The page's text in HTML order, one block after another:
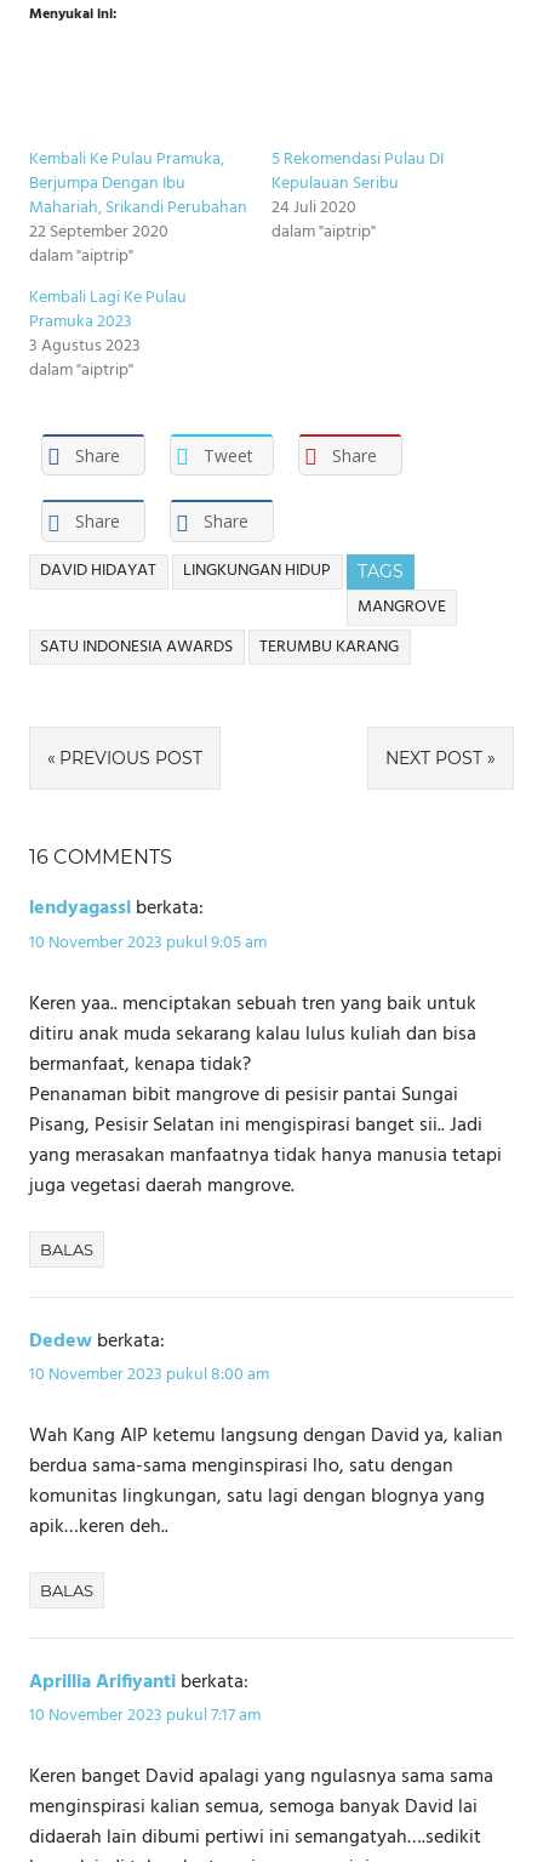
Menyukai ini:
Kembali Ke Pulau Pramuka,
Berjumpa Dengan Ibu
Mahariah, Srikandi Perubahan
22 September 2020
dalam "aiptrip"
5 Rekomendasi Pulau DI
Kepulauan Seribu
24 Juli 2020
dalam "aiptrip"
Kembali Lagi Ke Pulau
Pramuka 2023
3 Agustus 2023
dalam "aiptrip"
Share Tweet Share
Share Share
TAGS
DAVID HIDAYAT
LINGKUNGAN HIDUP
MANGROVE
SATU INDONESIA AWARDS
TERUMBU KARANG
Navigasi
pos
PREVIOUS POST NEXT POST
16 COMMENTS
lendyagassiberkata:
10 November 2023 pukul 9:05 am
Keren yaa.. menciptakan sebuah tren yang baik untuk
ditiru anak muda sekarang kalau lulus kuliah dan bisa
bermanfaat, kenapa tidak?
Penanaman bibit mangrove di pesisir pantai Sungai
Pisang, Pesisir Selatan ini mengispirasi banget sii.. Jadi
yang merasakan manfaatnya tidak hanya manusia tetapi
juga vegetasi daerah mangrove.
BALAS
Dedewberkata:
10 November 2023 pukul 8:00 am
Wah Kang AIP ketemu langsung dengan David ya, kalian
berdua sama-sama menginspirasi lho, satu dengan
komunitas lingkungan, satu lagi dengan blognya yang
apik…keren deh..
BALAS
Aprillia Arifiyantiberkata:
10 November 2023 pukul 7:17 am
Keren banget David apalagi yang ngulasnya sama sama
menginspirasi kalian semua, semoga banyak David lai
didaerah lain dibumi pertiwi ini semangatyah….sedikit